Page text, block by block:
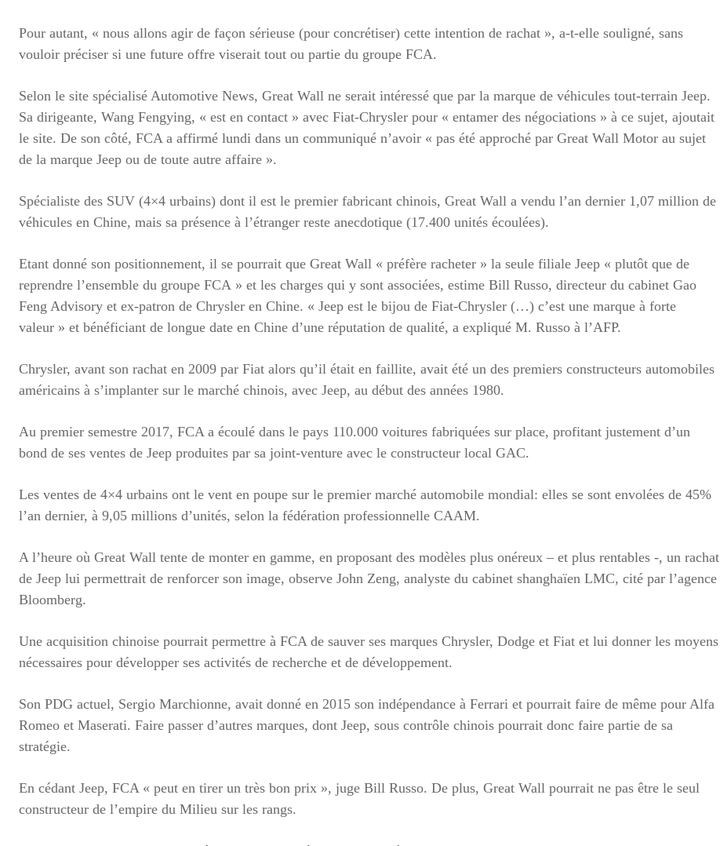
Pour autant, « nous allons agir de façon sérieuse (pour concrétiser) cette intention de rachat », a-t-elle souligné, sans
vouloir préciser si une future offre viserait tout ou partie du groupe FCA.
Selon le site spécialisé Automotive News, Great Wall ne serait intéressé que par la marque de véhicules tout-terrain Jeep.
Sa dirigeante, Wang Fengying, « est en contact » avec Fiat-Chrysler pour « entamer des négociations » à ce sujet, ajoutait
le site. De son côté, FCA a affirmé lundi dans un communiqué n’avoir « pas été approché par Great Wall Motor au sujet
de la marque Jeep ou de toute autre affaire ».
Spécialiste des SUV (4×4 urbains) dont il est le premier fabricant chinois, Great Wall a vendu l’an dernier 1,07 million de
véhicules en Chine, mais sa présence à l’étranger reste anecdotique (17.400 unités écoulées).
Etant donné son positionnement, il se pourrait que Great Wall « préfère racheter » la seule filiale Jeep « plutôt que de
reprendre l’ensemble du groupe FCA » et les charges qui y sont associées, estime Bill Russo, directeur du cabinet Gao
Feng Advisory et ex-patron de Chrysler en Chine. « Jeep est le bijou de Fiat-Chrysler (…) c’est une marque à forte
valeur » et bénéficiant de longue date en Chine d’une réputation de qualité, a expliqué M. Russo à l’AFP.
Chrysler, avant son rachat en 2009 par Fiat alors qu’il était en faillite, avait été un des premiers constructeurs automobiles
américains à s’implanter sur le marché chinois, avec Jeep, au début des années 1980.
Au premier semestre 2017, FCA a écoulé dans le pays 110.000 voitures fabriquées sur place, profitant justement d’un
bond de ses ventes de Jeep produites par sa joint-venture avec le constructeur local GAC.
Les ventes de 4×4 urbains ont le vent en poupe sur le premier marché automobile mondial: elles se sont envolées de 45%
l’an dernier, à 9,05 millions d’unités, selon la fédération professionnelle CAAM.
A l’heure où Great Wall tente de monter en gamme, en proposant des modèles plus onéreux – et plus rentables -, un rachat
de Jeep lui permettrait de renforcer son image, observe John Zeng, analyste du cabinet shanghaïen LMC, cité par l’agence
Bloomberg.
Une acquisition chinoise pourrait permettre à FCA de sauver ses marques Chrysler, Dodge et Fiat et lui donner les moyens
nécessaires pour développer ses activités de recherche et de développement.
Son PDG actuel, Sergio Marchionne, avait donné en 2015 son indépendance à Ferrari et pourrait faire de même pour Alfa
Romeo et Maserati. Faire passer d’autres marques, dont Jeep, sous contrôle chinois pourrait donc faire partie de sa
stratégie.
En cédant Jeep, FCA « peut en tirer un très bon prix », juge Bill Russo. De plus, Great Wall pourrait ne pas être le seul
constructeur de l’empire du Milieu sur les rangs.